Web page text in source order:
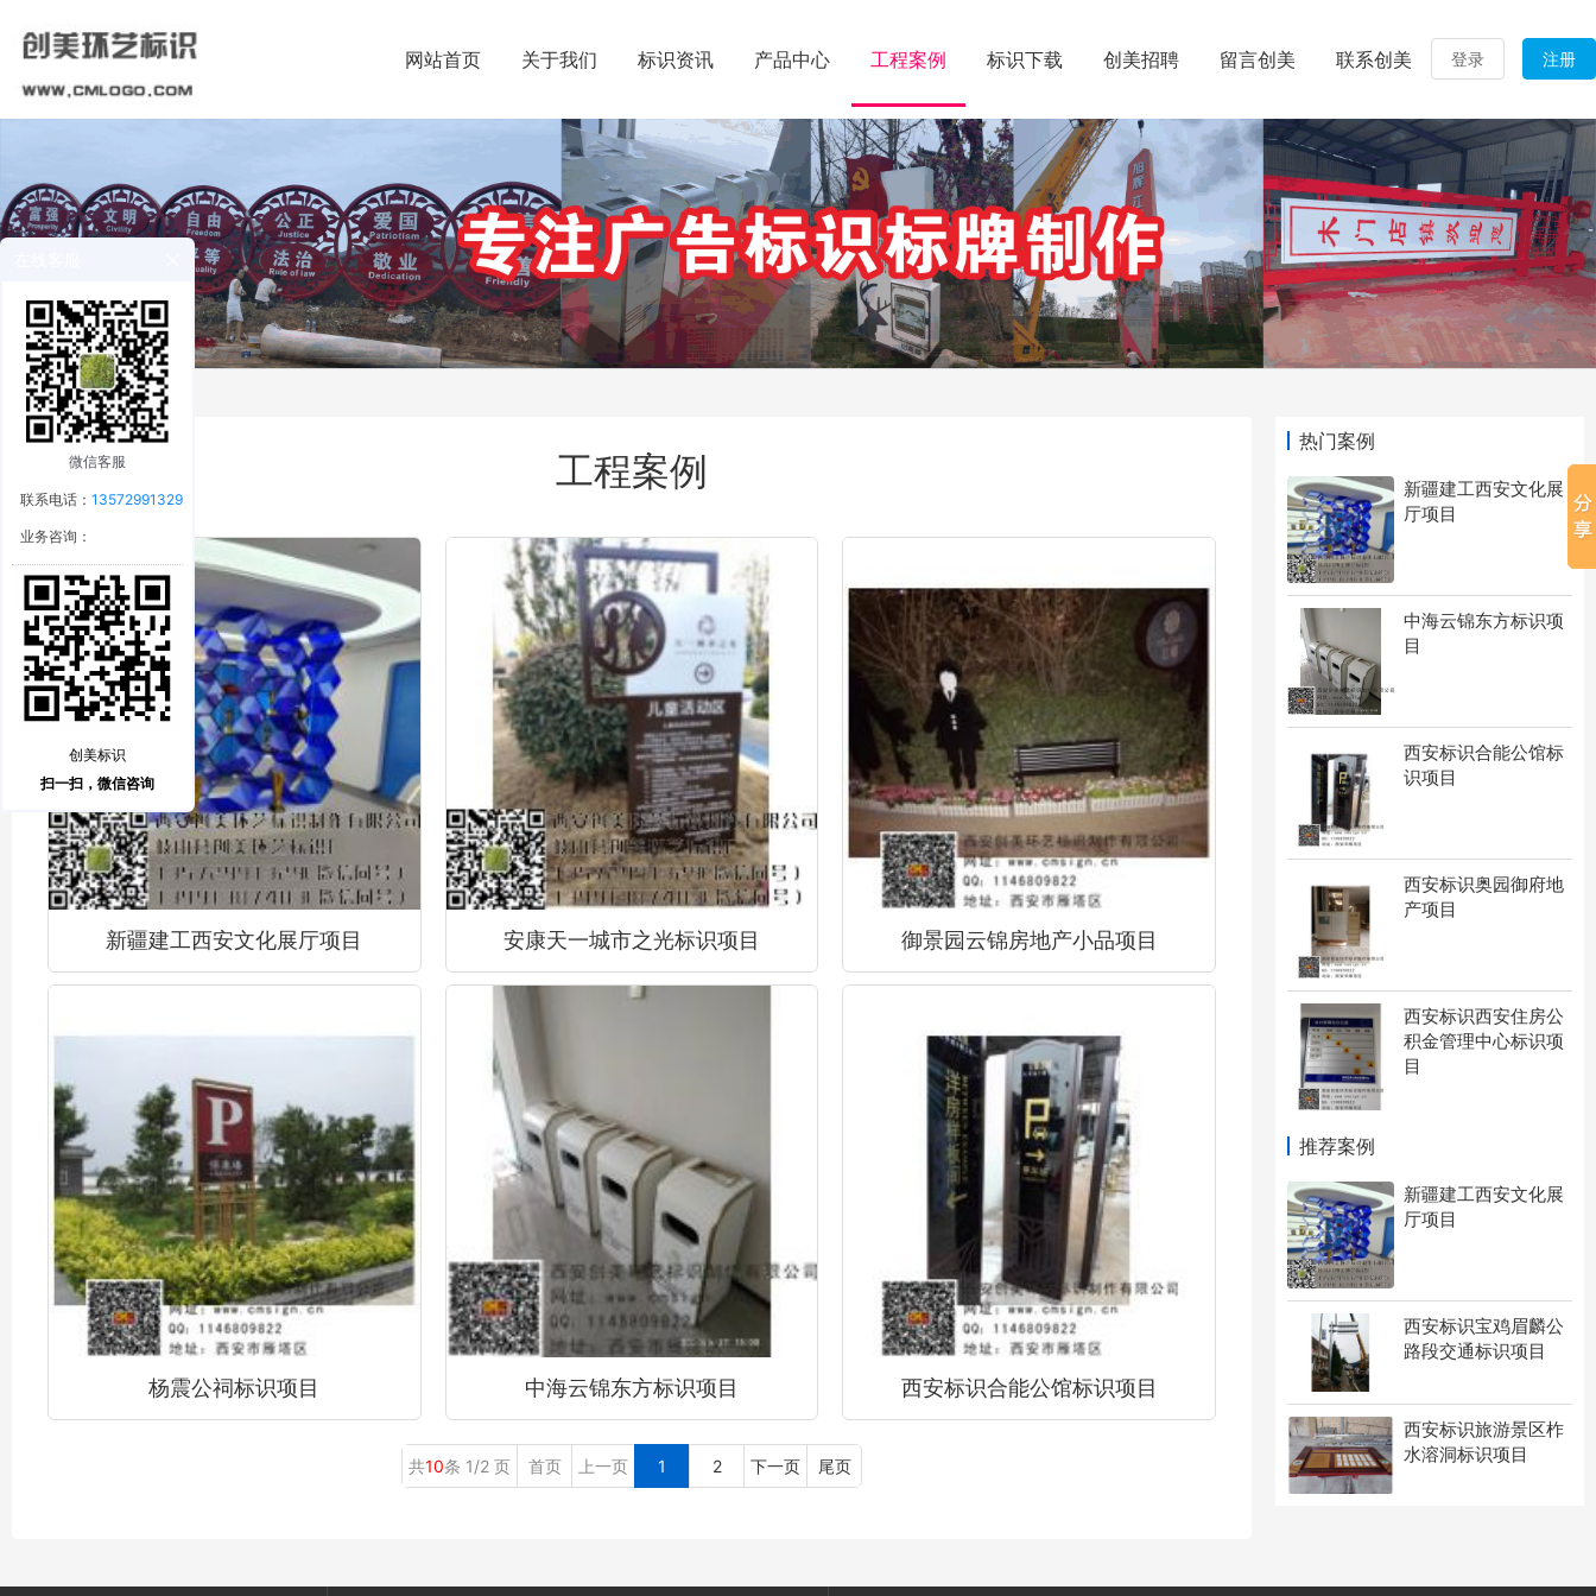
登录 注册
网站首页 关于我们 标识资讯 产品中心 工程案例 标识下载 创美招聘 留言创美 联系创美
热门案例
新疆建工西安文化展
厅项目
中海云锦东方标识项
目
西安标识合能公馆标
识项目
西安标识奥园御府地
产项目
西安标识西安住房公
积金管理中心标识项
目
推荐案例
新疆建工西安文化展
厅项目
西安标识宝鸡眉麟公
路段交通标识项目
西安标识旅游景区柞
水溶洞标识项目
工程案例
新疆建工西安文化展厅项目 安康天一城市之光标识项目 御景园云锦房地产小品项目
杨震公祠标识项目 中海云锦东方标识项目 西安标识合能公馆标识项目
共10条 1/2 页 首页 上一页 1 2 下一页 尾页
微信客服
联系电话：13572991329
业务咨询：
创美标识
扫一扫，微信咨询